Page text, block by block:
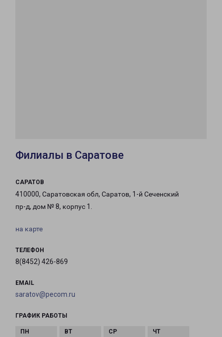
Филиалы в Саратове
САРАТОВ
410000, Саратовская обл, Саратов, 1-й Сеченский
пр-д, дом № 8, корпус 1.
на карте
ТЕЛЕФОН
8(8452) 426-869
EMAIL
saratov@pecom.ru
ГРАФИК РАБОТЫ